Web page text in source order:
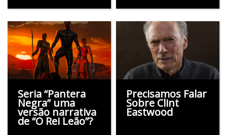
Seria “Pantera
Negra” uma
versão narrativa
de “O Rei Leão”?
Precisamos Falar
Sobre Clint
Eastwood